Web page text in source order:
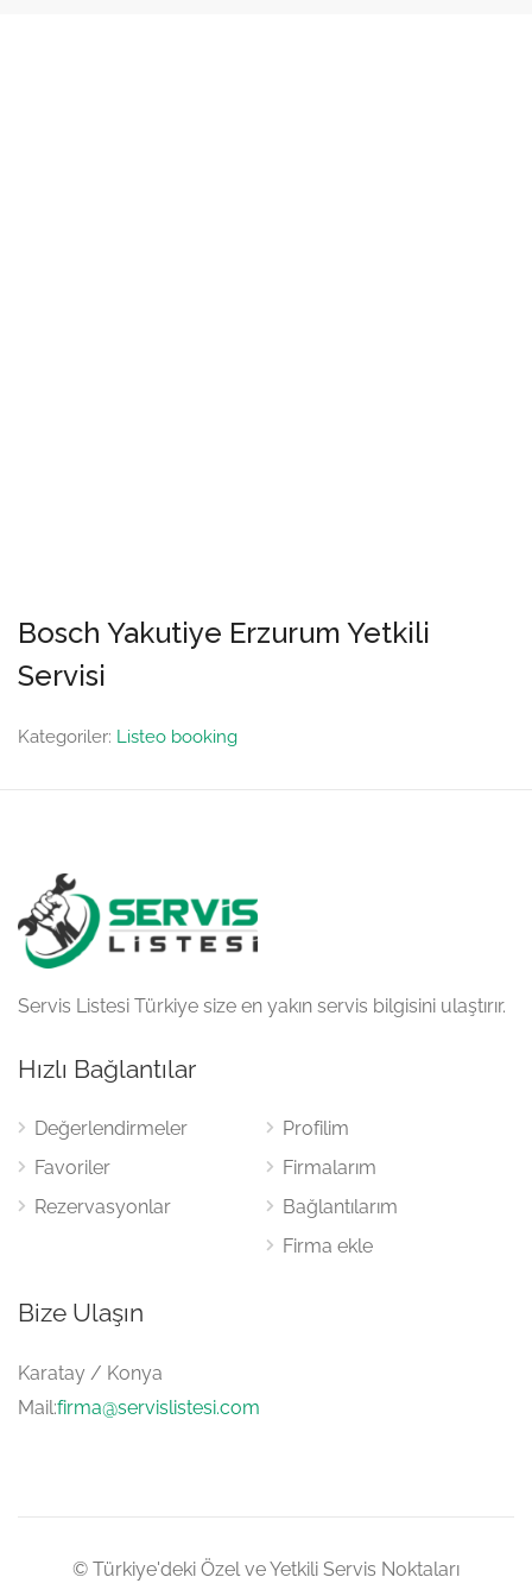
Bosch Yakutiye Erzurum Yetkili
Servisi
Kategoriler: Listeo booking
Servis Listesi Türkiye size en yakın servis bilgisini ulaştırır.
Hızlı Bağlantılar
Değerlendirmeler
Favoriler
Rezervasyonlar
Profilim
Firmalarım
Bağlantılarım
Firma ekle
Bize Ulaşın
Karatay / Konya
Mail:firma@servislistesi.com
© Türkiye'deki Özel ve Yetkili Servis Noktaları